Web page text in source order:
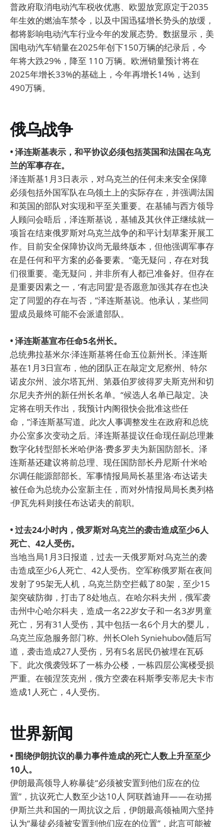
普政府取消电动汽车税收优惠、欧盟放宽原定于2035
年生效的燃油车禁令，以及中国迅猛增长势头的放缓，
都将影响电动汽车行业今年的发展态势。数据显示，美
国电动汽车销量在2025年创下150万辆的纪录后，今
年将大跌29%，降至 110 万辆。欧洲销量预计将在
2025年增长33%的基础上，今年再增长14%，达到
490万辆。
俄乌战争
• 泽连斯基表示，和平协议必须包括英国和法国在乌克
兰的军事存在。
泽连斯基1月3日表示，对乌克兰的任何未来安全保障
必须包括外国军队在乌领土上的实际存在，并强调法国
和英国的部队对实现和平至关重要。在基辅与西方领导
人顾问会晤后，泽连斯基说，基辅及其伙伴正继续就一
项旨在结束俄罗斯对乌克兰战争的和平计划草案开展工
作。目前安全保障协议尚无最终版本，但他强调军事存
在是任何和平方案的必备要素。“毫无疑问，存在对我
们很重要。毫无疑问，并非所有人都已准备好。但存在
是重要因素之一，‘有志同盟’是否愿意加强其存在也决
定了同盟的存在与否，”泽连斯基说。他承认，某些同
盟成员最终可能不会派遣部队。
• 泽连斯基宣布任命5名州长。
总统弗拉基米尔·泽连斯基将任命五位新州长。泽连斯
基在1月3日宣布，他的团队正在敲定文尼察州、特尔
诺皮尔州、波尔塔瓦州、第聂伯罗彼得罗夫斯克州和切
尔尼夫齐州的新任州长名单。“候选人名单已敲定。决
定将在明天作出，我预计内阁很快会批准这些任
命，”泽连斯基写道。此次人事调整发生在政府和总统
办公室多次变动之后。泽连斯基提议任命现任副总理兼
数字化转型部长米哈伊洛·费多罗夫为新国防部长。泽
连斯基还建议将前总理、现任国防部长丹尼斯·什米哈
尔调任能源部部长。军事情报局局长基里洛·布达诺夫
被任命为总统办公室新主任，而对外情报局局长奥列格
·伊瓦先科则接任布达诺夫的前职。
• 过去24小时内，俄罗斯对乌克兰的袭击造成至少6人
死亡、42人受伤。
当地当局1月3日报道，过去一天俄罗斯对乌克兰的袭
击造成至少6人死亡、42人受伤。空军称俄罗斯在夜间
发射了95架无人机，乌克兰防空拦截了80架，至少15
架突破防御，打击了8处地点。在哈尔科夫州，俄军袭
击州中心哈尔科夫，造成一名22岁女子和一名3岁男童
死亡，另有31人受伤，其中包括一名6个月大的婴儿，
乌克兰应急服务部门称。州长Oleh Syniehubov随后写
道，袭击造成27人受伤，另有5名居民仍被埋在瓦砾
下。此次俄袭毁坏了一栋办公楼，一栋四层公寓楼受损
严重。在顿涅茨克州，俄方空袭在科斯季安蒂尼夫卡市
造成1人死亡，4人受伤。
世界新闻
• 围绕伊朗抗议的暴力事件造成的死亡人数上升至至少
10人。
伊朗最高领导人称暴徒“必须被安置到他们应在的位
置”，抗议死亡人数至少达10人 阿联酋迪拜——在动摇
伊斯兰共和国的一周抗议之后，伊朗最高领袖周六坚持
认为“暴徒必须被安置到他们应在的位置”，此言可能被